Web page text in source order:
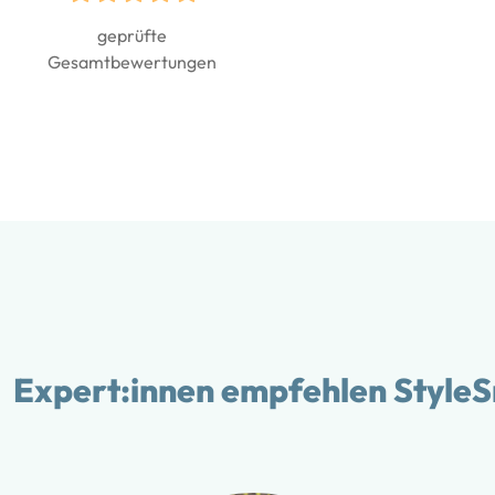
5.00
von 5
geprüfte
Gesamtbewertungen
Expert:innen empfehlen